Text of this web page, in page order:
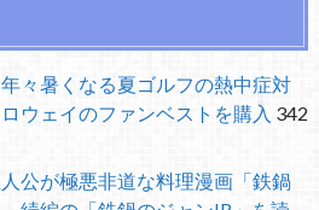
年々暑くなる夏ゴルフの熱中症対
ウェイのファンベストを購入 342
人公が極悪非道な料理漫画「鉄鍋